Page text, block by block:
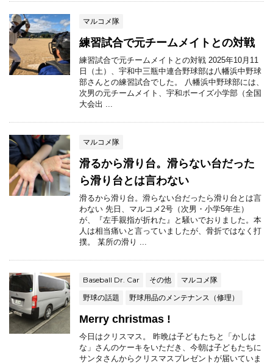
マルコメ隊
練習試合で元チームメイトとの対戦
練習試合で元チームメイトとの対戦 2025年10月11
日（土）、宇和中三瓶中連合野球部は八幡浜中野球
部さんとの練習試合でした。 八幡浜中野球部には、
次男の元チームメイト、宇和ボーイズ小学部（全国
大会出 ...
マルコメ隊
滑るから滑り台。滑らない台だった
ら滑り台とは言わない
滑るから滑り台。滑らない台だったら滑り台とは言
わない 先日、マルコメ2号（次男・小学5年生）
が、『左手親指が折れた』と騒いでおりました。本
人は相当痛いと言っていましたが、骨折ではなく打
撲。 某所の滑り ...
Baseball Dr. Car その他
マルコメ隊
野球の話題
野球用品のメンテナンス（修理）
Merry christmas !
今日はクリスマス。 昨晩は子どもたちと「かしは
な」さんのケーキをいただき、今朝は子どもたちに
サンタさんからクリスマスプレゼントが届いていま